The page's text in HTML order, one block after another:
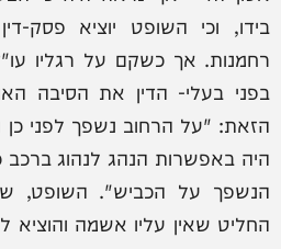
בידו, וכי השופט יוציא פסק-
רחמנות. אך כשקם על רגליו
בפני בעלי- הדין את הסיבה
הזאת: "על הרחוב נשפך לפני כן
היה באפשרות הנהג לנהוג ברכב
הנשפך על הכביש". השופט,
החליט שאין עליו אשמה והוציא